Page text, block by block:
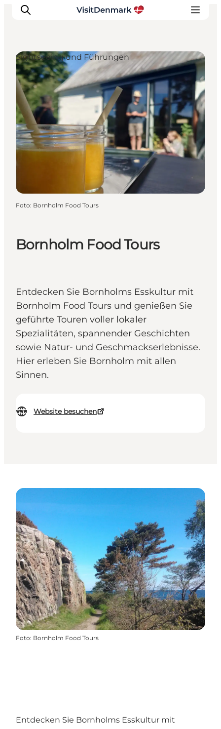
Inspiration
Regionen
Erlebnisse
Unterkünfte
Reiseplanung
Bornholm Food Tours
Entdecken Sie Bornholms Esskultur mit
Bornholm Food Tours und genießen Sie
geführte Touren voller lokaler
Spezialitäten, spannender Geschichten
sowie Natur- und Geschmackserlebnisse.
Hier erleben Sie Bornholm mit allen
Sinnen.
Website besuchen
Sightseeing und Führungen
Foto: Bornholm Food Tours
Foto: Bornholm Food Tours
Entdecken Sie Bornholms Esskultur mit